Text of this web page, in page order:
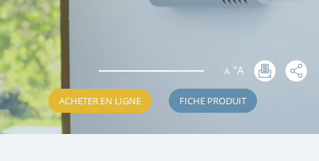
-A +A
:
ACHETER EN LIGNE FICHE PRODUIT